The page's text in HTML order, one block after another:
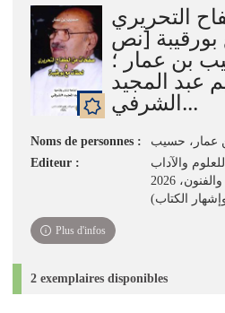
التحريري
[نص
بن عمار ؛
عبد المجيد
الشرفي...
Noms de personnes :
عمار، حسيب
Editeur :
والآداب
والفنون، 2026
Plus d'infos
2 exemplaires disponibles